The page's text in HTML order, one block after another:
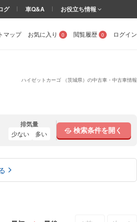
ハイゼットカーゴ （茨城県）の中古車・中古車情報
マップ お気に入り 0 閲覧履歴 0 ログイン
グ 車Q&A お役立ち情報
排気量
少ない 多い 検索条件を開く